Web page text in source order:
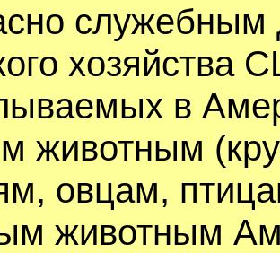
в
животным
овцам,
животным